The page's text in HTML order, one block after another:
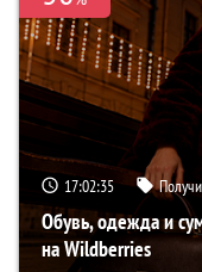
17:02:34
Обувь, одежда и
на Wildberries